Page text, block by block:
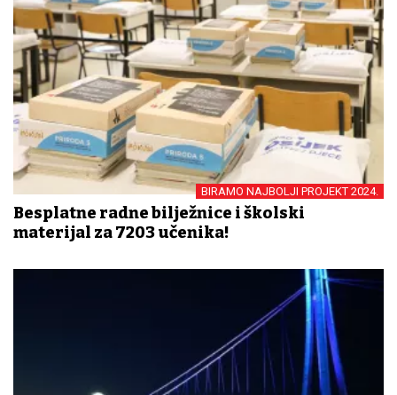
BIRAMO NAJBOLJI PROJEKT 2024.
Besplatne radne bilježnice i školski
materijal za 7203 učenika!